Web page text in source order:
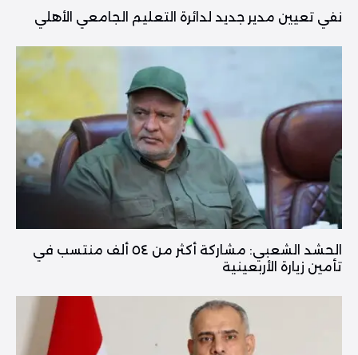
نفي تعيين مدير جديد لدائرة التعليم الجامعي الأهلي
الحشد الشعبي: مشاركة أكثر من ٥٤ ألف منتسب في
تأمين زيارة الأربعينية